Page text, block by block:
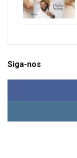
Siga-nos